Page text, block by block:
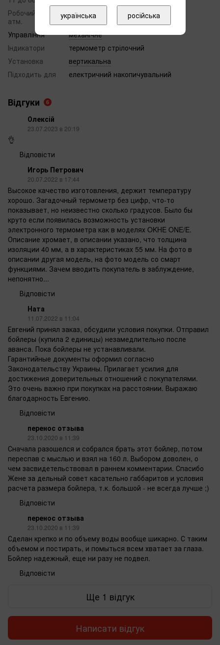
Робочий тиск
атм.
6
Управління
механічне
Індикатори
термометр стрілочний
Установка
вертикальна
Підходить для
електричний накопичувальний
Відгуки 6
Олексій
23.07.2023 в 20:19
👌
Відповісти
Игорь Петрович
20.07.2022 в 17:44
Высокое качество изготовления, держит температуру
хорошо. Загадочный термометр без цифр, что-то
показывает, но неизвестно сколько градусов. Было бы
круто если появилась возможность установки
электронного термометра как в моделях OKHE ONE/E.
Описание хромает, в описании указано, что толщина
изоляции 40 мм, а в характеристиках 55 мм. На фото в
описании другая модель, на фото модель со смарт
функциями. Зачем вводить покупатель в заблуждение,
непонятно...
Відповісти
Ната
11.07.2022 в 11:04
Евгений принял заказ, обсудили условия покупки. Отправил
бойлеры (купила 2 единицы) незамедлительно после
аванса. Пока бойлеры не устанавливали.
Гарантийные документы оформил согласно
Законодательству Украины. Прилагает усилия для
достижения доверительных отношений с покупателями.
Это очень важно при покупках на расстоянии. Выражаю
благодарность Евгению.
Відповісти
перенос отзыва
23.10.2020 в 11:39
Сначала разошелся и собрался брать этот бойлер, потом
переспав с мыслью и взял на 160 л. Выбором доволен, о
чем засвидетельствовал в раннем комментарии. Спасибо
Жене за дельный совет касательно габбаритов и условия
расчета размера бойлера, т.к. большой - не всегда лучше ;)
Відповісти
перенос отзыва
23.10.2020 в 11:39
Сделан крепко и по объему воды вообще шикарно. С таким
объемом и постирать, и помыться всем хватает за глаза.
Бойлер надежный, еще ни разу не подвел.
Відповісти
Ще 1 відгук
Написати відгук
українська російська